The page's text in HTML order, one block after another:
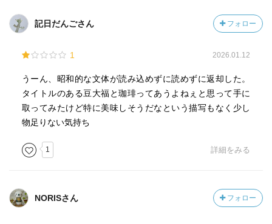
いか、考えた。鯛焼きをふたつに開き、餡をスプーンです
くってすべて食べる、という食べかたはあり得るのではな
こんな描写を読んでいると、鯛焼きも食べたくなってしま
鯛焼きの出前というのもユニーク！
の出前があってもいいでしょう」
「出前は何匹から？」
と奈美子は笑った。
記日だんごさん フォロー
1 2026.01.12
うーん、昭和的な文体が読み込めずに読めずに返却した。
タイトルのある豆大福と珈琲ってあうよねぇと思って手に
取ってみたけど特に美味しそうだなという描写もなく少し
物足りない気持ち
1 詳細をみる
NORISさん フォロー